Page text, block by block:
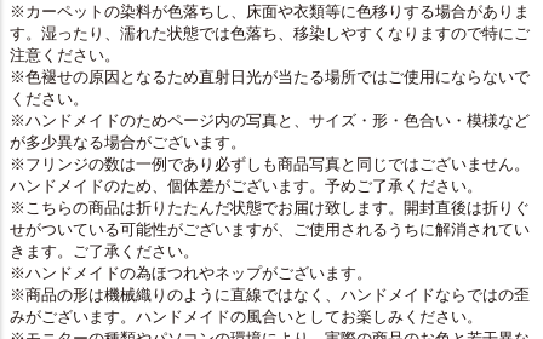
※カーペットの染料が色落ちし、床面や衣類等に色移りする場合がありま
す。湿ったり、濡れた状態では色落ち、移染しやすくなりますので特にご
注意ください。
※色褪せの原因となるため直射日光が当たる場所ではご使用にならないで
ください。
※ハンドメイドのためページ内の写真と、サイズ・形・色合い・模様など
が多少異なる場合がございます。
※フリンジの数は一例であり必ずしも商品写真と同じではございません。
ハンドメイドのため、個体差がございます。予めご了承ください。
※こちらの商品は折りたたんだ状態でお届け致します。開封直後は折りぐ
せがついている可能性がございますが、ご使用されるうちに解消されてい
きます。ご了承ください。
※ハンドメイドの為ほつれやネップがございます。
※商品の形は機械織りのように直線ではなく、ハンドメイドならではの歪
みがございます。ハンドメイドの風合いとしてお楽しみください。